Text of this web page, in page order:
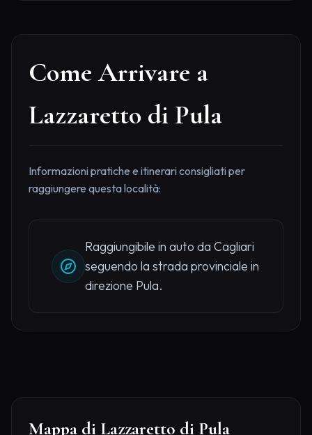
Come Arrivare a
Lazzaretto di Pula
Informazioni pratiche e itinerari consigliati per
raggiungere questa località:
Raggiungibile in auto da Cagliari
seguendo la strada provinciale in
direzione Pula.
Mappa di Lazzaretto di Pula